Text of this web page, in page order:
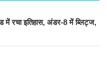
रचा इतिहास, अंडर-8 में ब्लिट्ज,